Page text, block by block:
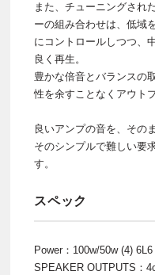
また、チューニングされ
ーの組み合わせは、低域
にコントロールしつつ、
良く再生。
豊かな倍音とバランスの
性を余すことなくアウト
良いアンプの音を、その
そのシンプルで難しい要
す。
スペック
Power：100w/50w (4)
SPEAKER OUTPUTS：